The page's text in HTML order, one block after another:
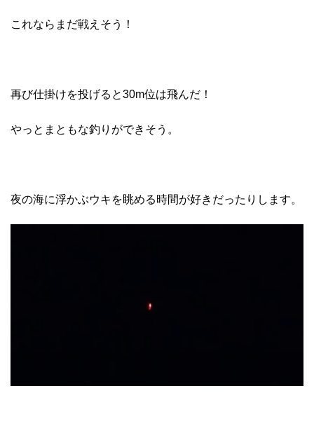
これならまだ戦えそう！
再び仕掛けを投げると30m位は飛んだ！
やっとまともな釣りができそう。
夜の海に浮かぶウキを眺める時間が好きだったりします。